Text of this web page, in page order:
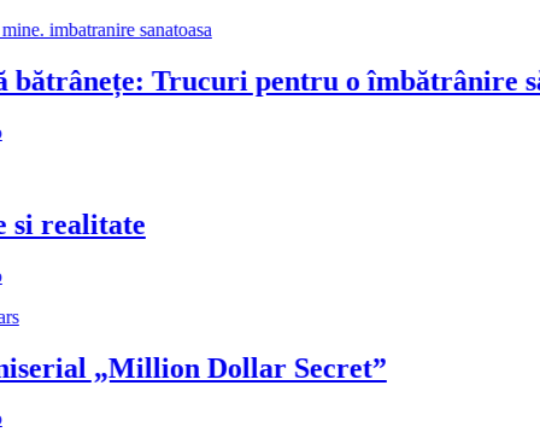
Trucuri pentru o îmbătrânire
„Million Dollar Secret”